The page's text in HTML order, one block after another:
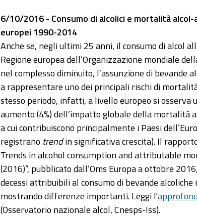
6/10/2016 - Consumo di alcolici e mortalità
europei 1990-2014
Anche se, negli ultimi 25 anni, il consumo di alcol
Regione europea dell’Organizzazione mondiale
nel complesso diminuito, l’assunzione di bevande
a rappresentare uno dei principali rischi di
stesso periodo, infatti, a livello europeo si osserva
aumento (4%) dell’impatto globale della mortalità
a cui contribuiscono principalmente i Paesi
registrano trendin significativa crescita). Il
Trends in alcohol consumption and attributable
(2016)”, pubblicato dall’Oms Europa a ottobre
decessi attribuibili al consumo di bevande
mostrando differenze importanti. Leggi l'
(Osservatorio nazionale alcol, Cnesps-Iss).